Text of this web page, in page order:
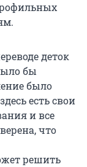
деток
бы
было
есть свои
и все
что
решить